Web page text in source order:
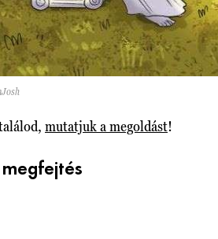
mutatjuk a megoldást!
megfejtés